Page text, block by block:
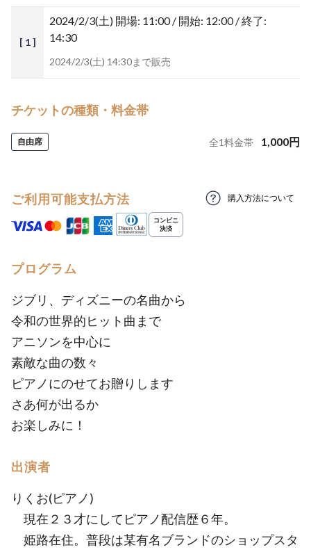
[ 1 ]
2024/2/3(土) 開場: 11:00 / 開始: 12:00 / 終了:
14:30
2024/2/3(土) 14:30まで販売
チケットの種類・料金帯
自由席 全1料金帯 1,000円
ご利用可能支払方法 購入方法について
プログラム
ジブリ、ディズニーの名曲から
令和の世界的ヒット曲まで
アニソンを中心に
素敵な曲の数々
ピアノにのせてお贈りします
さあ何が出るか
お楽しみに！
出演者
りくお(ピアノ)
現在２３才にしてピアノ配信歴６年。
姫路在住。普段は某有名ブランドのショップスタ